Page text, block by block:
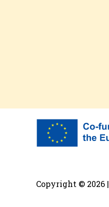
Copyright © 2026 |